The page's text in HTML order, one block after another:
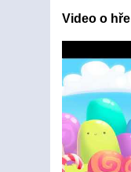
Video o hře